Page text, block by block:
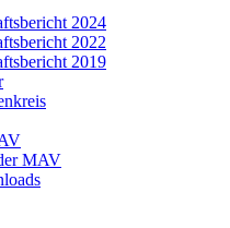
2024
2022
2019
MAV